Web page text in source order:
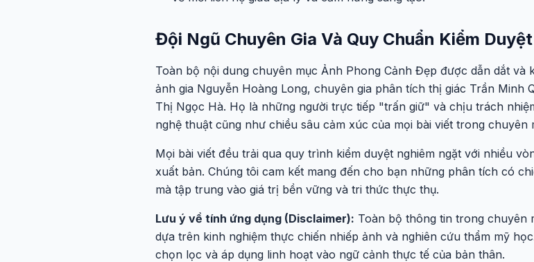
Đội Ngũ Chuyên Gia Và Quy Chuẩn Kiểm Duyệt
Toàn bộ nội dung chuyên mục Ảnh Phong Cảnh Đẹp được dẫn dắt và
ảnh gia Nguyễn Hoàng Long, chuyên gia phân tích thị giác Trần Minh
Thị Ngọc Hà. Họ là những người trực tiếp "trấn giữ" và chịu trách
nghệ thuật cũng như chiều sâu cảm xúc của mọi bài viết trong chuyên
Mọi bài viết đều trải qua quy trình kiểm duyệt nghiêm ngặt với nhiều
xuất bản. Chúng tôi cam kết mang đến cho bạn những phân tích có
mà tập trung vào giá trị bền vững và tri thức thực thụ.
Lưu ý về tính ứng dụng (Disclaimer): Toàn bộ thông tin trong chuyên
dựa trên kinh nghiệm thực chiến nhiếp ảnh và nghiên cứu thẩm mỹ
chọn lọc và áp dụng linh hoạt vào ngữ cảnh thực tế của bản thân.